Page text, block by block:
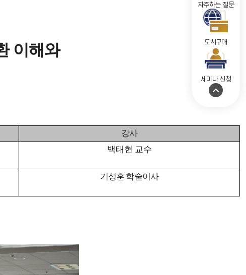
이해와
강사
백태현 교수
기성훈 학술이사
자주하는 질문
도서구매
세미나 신청